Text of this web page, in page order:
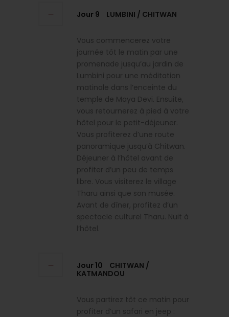
Jour 9 LUMBINI / CHITWAN
Vous commencerez votre
journée tôt le matin par une
promenade jusqu’au jardin de
Lumbini pour une méditation
matinale dans l’enceinte du
temple de Maya Devi. Ensuite,
vous retournerez à pied à votre
hôtel pour le petit-déjeuner.
Vous profiterez d’une route
panoramique jusqu’à Chitwan.
Déjeuner à l’hôtel avant de
profiter d’un peu de temps
libre. Vous visiterez le village
Tharu ainsi que son musée.
Avant de dîner, profitez d’un
spectacle culturel Tharu. Nuit à
l’hôtel.
Jour 10
CHITWAN /
KATMANDOU
Vous partirez tôt ce matin pour
profiter d’un safari en jeep :